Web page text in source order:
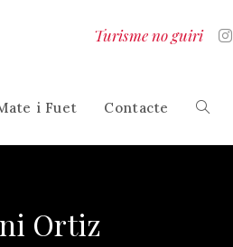
Turisme no guiri
i Fuet Contacte Alterna
Ortiz